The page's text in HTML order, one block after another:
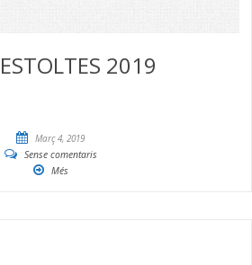
2019
Març 4, 2019
Sense comentaris
Més